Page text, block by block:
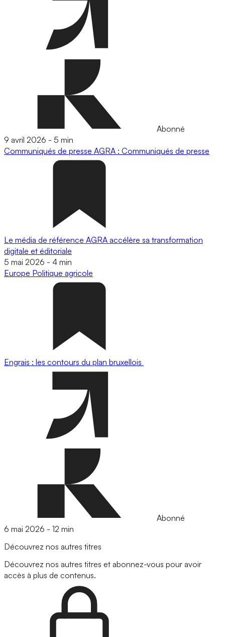
Abonné
9 avril 2026 - 5 min
Communiqués de presse AGRA : Communiqués de presse
Le média de référence AGRA accélère sa transformation
digitale et éditoriale
5 mai 2026 - 4 min
Europe Politique agricole
Engrais : les contours du plan bruxellois
Abonné
6 mai 2026 - 12 min
Découvrez nos autres titres
Découvrez nos autres titres et abonnez-vous pour avoir
accès à plus de contenus.